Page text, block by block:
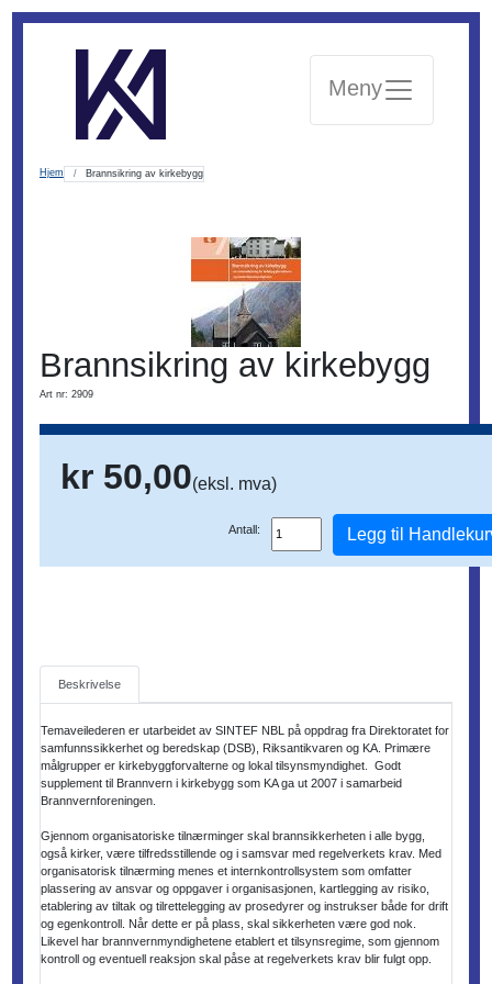
Meny
Hjem Brannsikring av kirkebygg
Brannsikring av kirkebygg
Art nr: 2909
kr 50,00(eksl. mva)
Antall: Legg til
Beskrivelse
Temaveilederen er utarbeidet av SINTEF NBL på oppdrag fra Direktoratet for
samfunnssikkerhet og beredskap (DSB), Riksantikvaren og KA. Primære
målgrupper er kirkebyggforvalterne og lokal tilsynsmyndighet.  Godt
supplement til Brannvern i kirkebygg som KA ga ut 2007 i samarbeid
Brannvernforeningen.
Gjennom organisatoriske tilnærminger skal brannsikkerheten i alle bygg,
også kirker, være tilfredsstillende og i samsvar med regelverkets krav. Med
organisatorisk tilnærming menes et internkontrollsystem som omfatter
plassering av ansvar og oppgaver i organisasjonen, kartlegging av risiko,
etablering av tiltak og tilrettelegging av prosedyrer og instrukser både for drift
og egenkontroll. Når dette er på plass, skal sikkerheten være god nok.
Likevel har brannvernmyndighetene etablert et tilsynsregime, som gjennom
kontroll og eventuell reaksjon skal påse at regelverkets krav blir fulgt opp.